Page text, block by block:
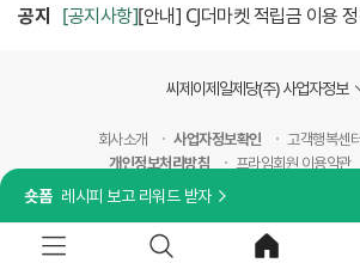
공지 [공지사항][안내] CJ더마켓 적립금 이용 정책 변경 안내
씨제이제일제당(주) 사업자정보
회사소개 사업자정보확인 고객행복센
개인정보처리방침
프라임회원 이용약관
숏폼 레시피 보고 리워드 받자